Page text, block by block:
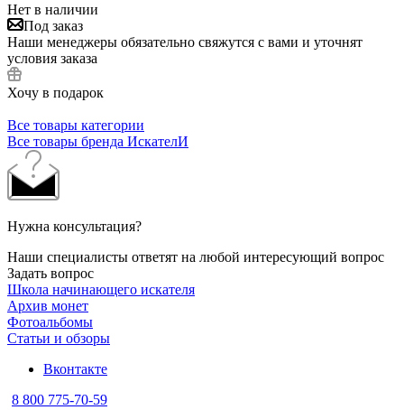
Нет в наличии
Под заказ
Наши менеджеры обязательно свяжутся с вами и уточнят
условия заказа
Хочу в подарок
Все товары категории
Все товары бренда ИскателИ
Нужна консультация?
Наши специалисты ответят на любой интересующий вопрос
Задать вопрос
Школа начинающего искателя
Архив монет
Фотоальбомы
Статьи и обзоры
Вконтакте
8 800 775-70-59